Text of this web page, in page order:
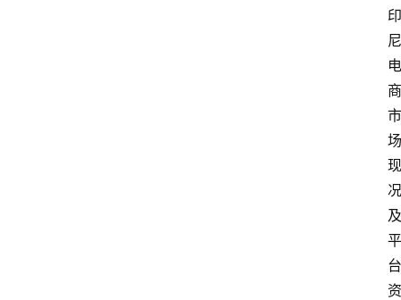
印
尼
电
商
市
场
现
况
及
平
台
资